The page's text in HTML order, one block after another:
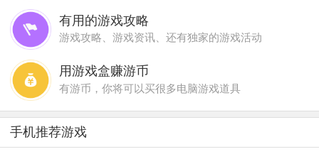
有用的游戏攻略
游戏攻略、游戏资讯、还有独家的游戏活动
用游戏盒赚游币
有游币，你将可以买很多电脑游戏道具
手机推荐游戏